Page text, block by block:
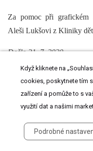
Za pomoc při grafickém
Aleši Lukšovi z Kliniky
Došlo 31. 7. 2020
Přijato 20. 9. 2020
Korespondující autorka:
Klinika dětské hematologie
Když kliknete na
cookies, poskytnete tím
zařízení a pomůže to s
využití dat a našimi
Podrobné